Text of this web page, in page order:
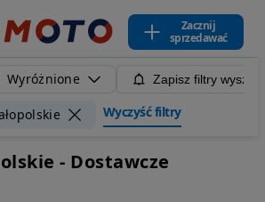
Zacznij
sprzedawać
Wyróżnione Zapisz filtry
Wyczyść filtry
- Dostawcze